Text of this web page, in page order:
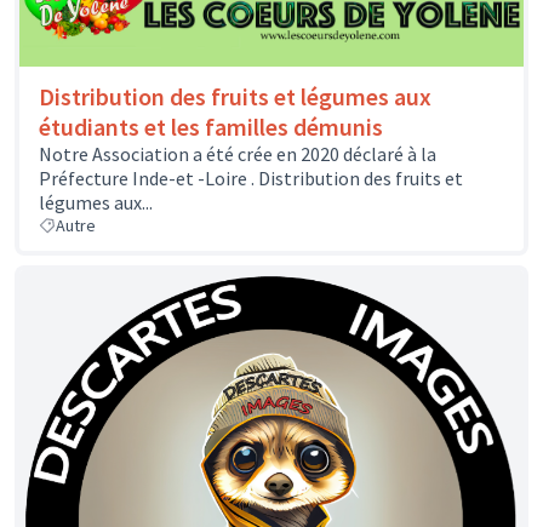
Distribution des fruits et légumes aux
étudiants et les familles démunis
Notre Association a été crée en 2020 déclaré à la
Préfecture Inde-et -Loire . Distribution des fruits et
légumes aux...
Autre